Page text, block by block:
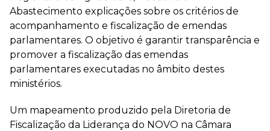
Abastecimento explicações sobre os critérios de
acompanhamento e fiscalização de emendas
parlamentares. O objetivo é garantir transparência e
promover a fiscalização das emendas
parlamentares executadas no âmbito destes
ministérios.
Um mapeamento produzido pela Diretoria de
Fiscalização da Liderança do NOVO na Câmara